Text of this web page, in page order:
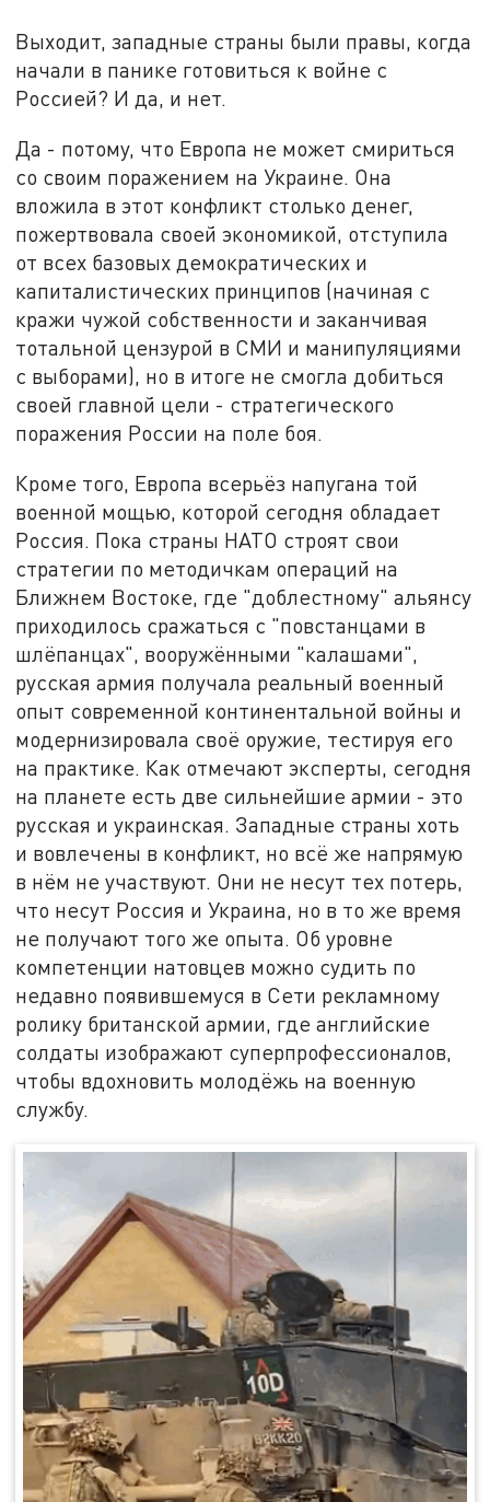
Выходит, западные страны были правы, когда
начали в панике готовиться к войне с
Россией? И да, и нет.
Да - потому, что Европа не может смириться
со своим поражением на Украине. Она
вложила в этот конфликт столько денег,
пожертвовала своей экономикой, отступила
от всех базовых демократических и
капиталистических принципов (начиная с
кражи чужой собственности и заканчивая
тотальной цензурой в СМИ и манипуляциями
с выборами), но в итоге не смогла добиться
своей главной цели - стратегического
поражения России на поле боя.
Кроме того, Европа всерьёз напугана той
военной мощью, которой сегодня обладает
Россия. Пока страны НАТО строят свои
стратегии по методичкам операций на
Ближнем Востоке, где "доблестному" альянсу
приходилось сражаться с "повстанцами в
шлёпанцах", вооружёнными "калашами",
русская армия получала реальный военный
опыт современной континентальной войны и
модернизировала своё оружие, тестируя его
на практике. Как отмечают эксперты, сегодня
на планете есть две сильнейшие армии - это
русская и украинская. Западные страны хоть
и вовлечены в конфликт, но всё же напрямую
в нём не участвуют. Они не несут тех потерь,
что несут Россия и Украина, но в то же время
не получают того же опыта. Об уровне
компетенции натовцев можно судить по
недавно появившемуся в Сети рекламному
ролику британской армии, где английские
солдаты изображают суперпрофессионалов,
чтобы вдохновить молодёжь на военную
службу.